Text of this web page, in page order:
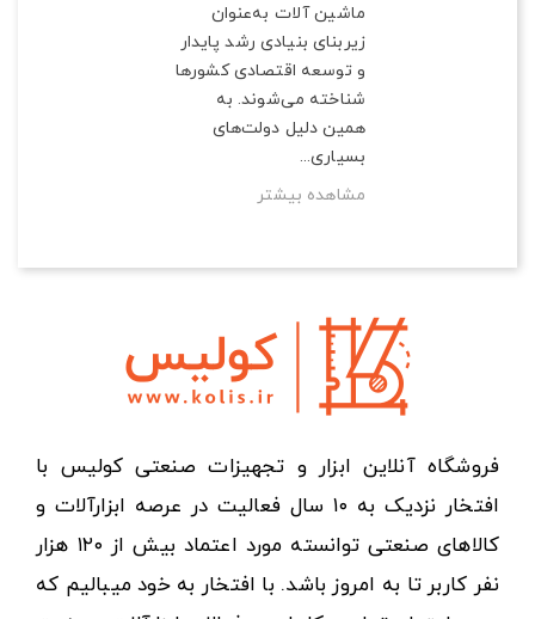
ماشین آلات به‌عنوان
زیربنای بنیادی رشد پایدار
و توسعه اقتصادی کشورها
شناخته می‌شوند. به
همین دلیل دولت‌های
بسیاری...
مشاهده بیشتر
فروشگاه آنلاین ابزار و تجهیزات صنعتی کولیس با
افتخار نزدیک به ۱۰ سال فعالیت در عرصه ابزارآلات و
کالاهای صنعتی توانسته مورد اعتماد بیش از ۱۲۰ هزار
نفر کاربر تا به امروز باشد. با افتخار به خود میبالیم که